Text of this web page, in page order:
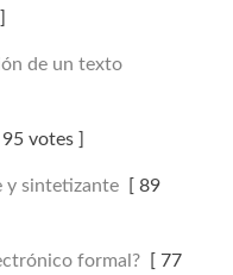
de un texto
votes ]
y sintetizante[ 89
formal?[ 77